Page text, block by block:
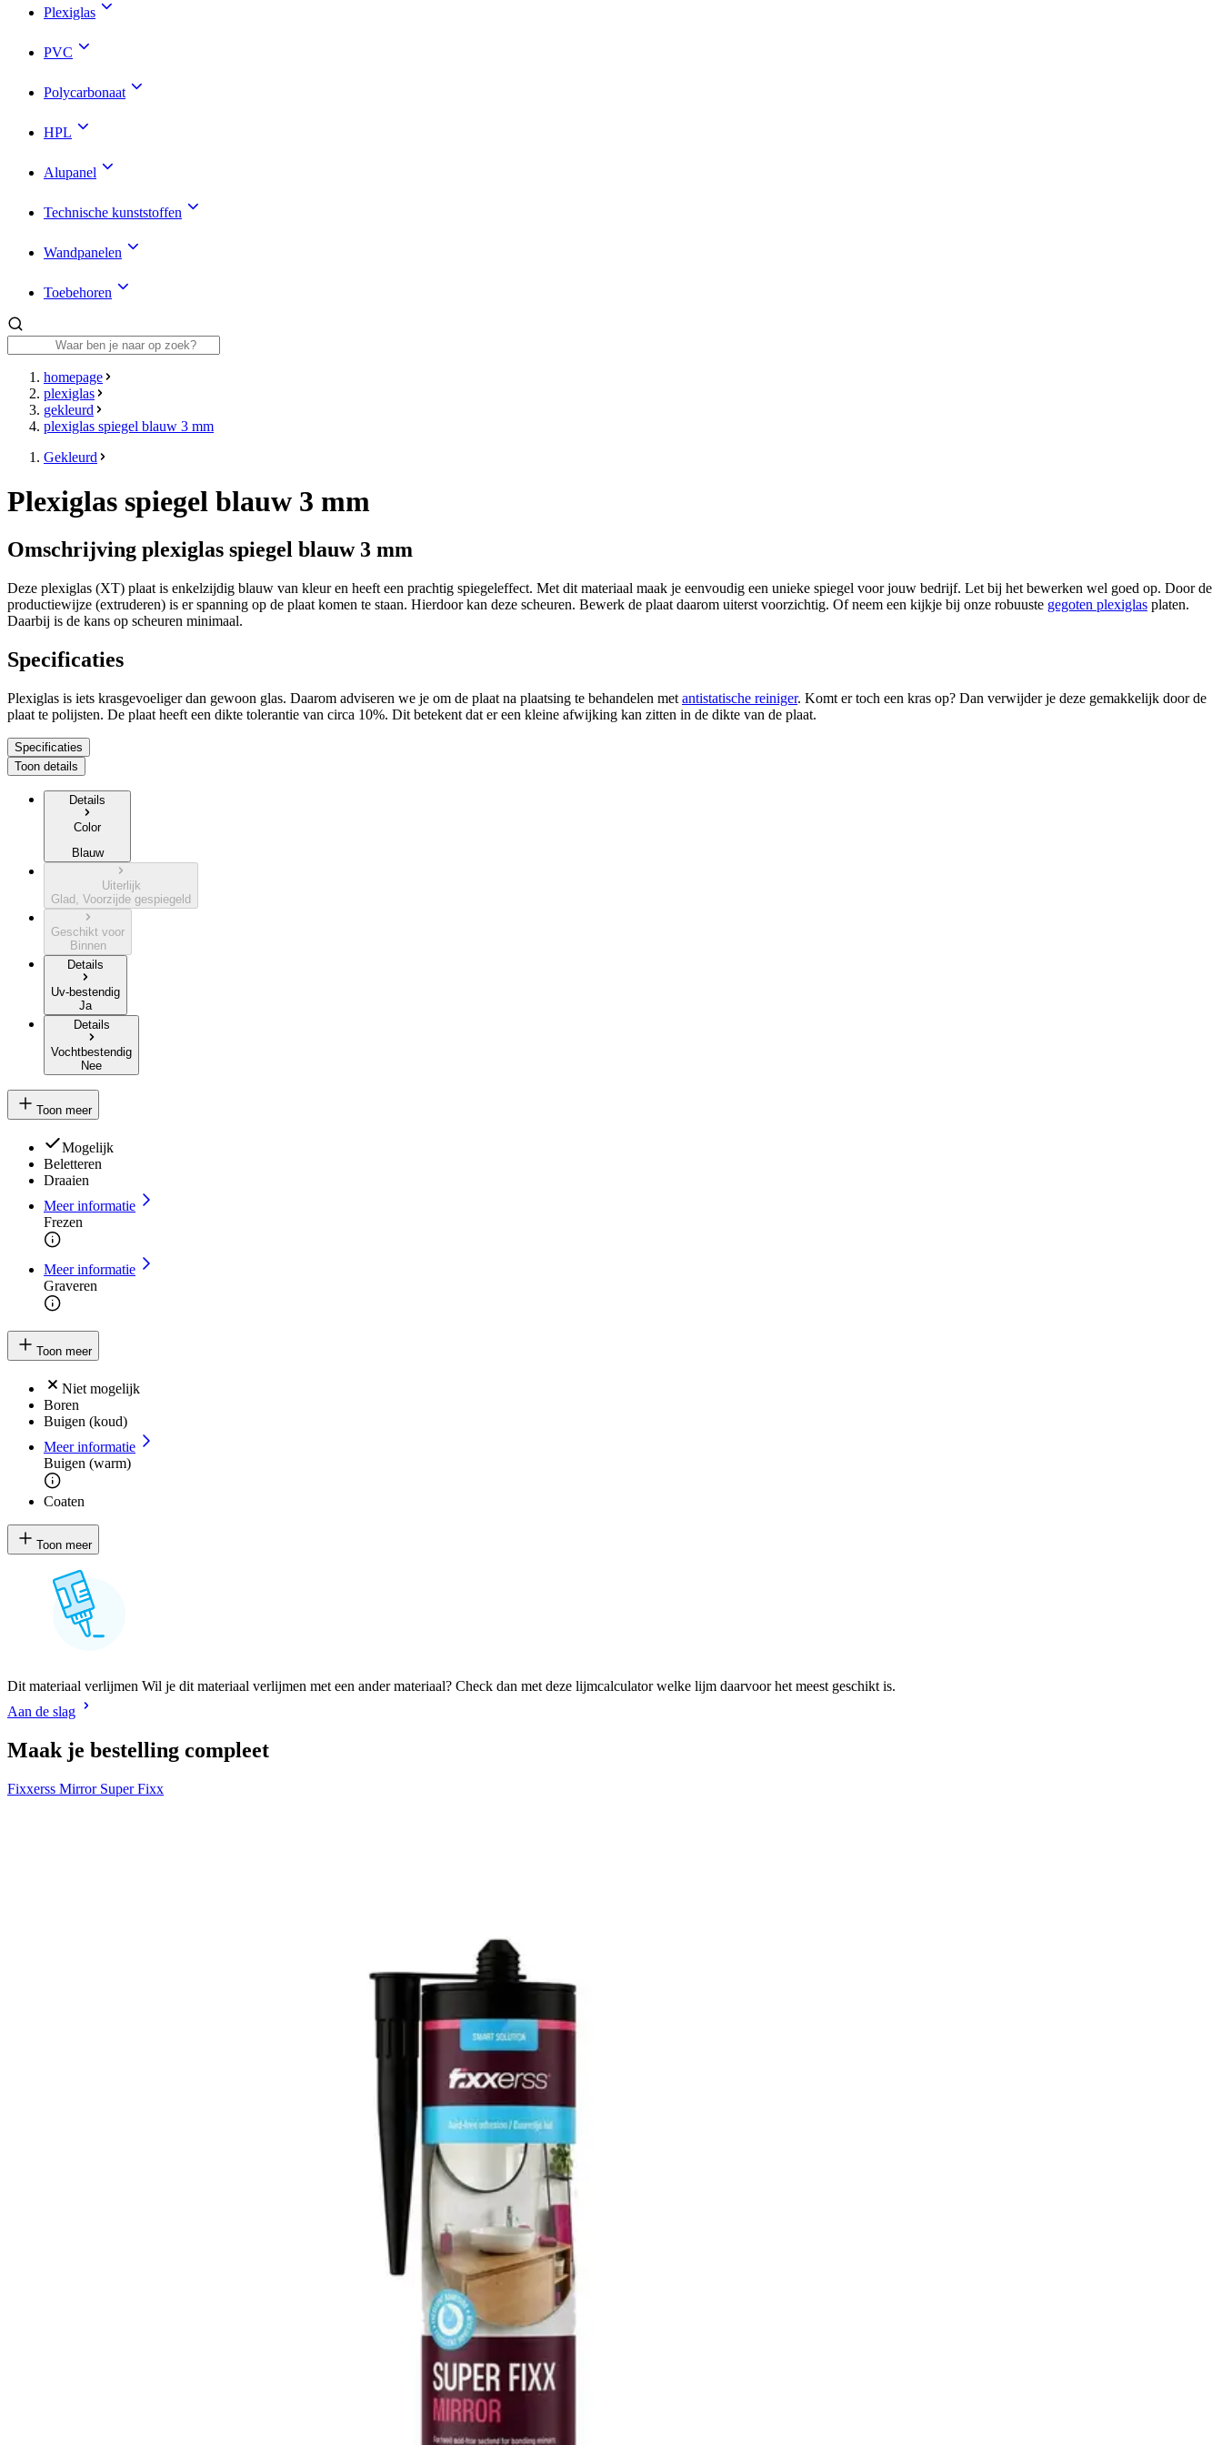
Plexiglas
PVC
Polycarbonaat
HPL
Alupanel
Technische kunststoffen
Wandpanelen
Toebehoren
homepage
plexiglas
gekleurd
plexiglas spiegel blauw 3 mm
Gekleurd
Plexiglas spiegel blauw 3 mm
Omschrijving plexiglas spiegel blauw 3 mm
Deze plexiglas (XT) plaat is enkelzijdig blauw van kleur en heeft een prachtig spiegeleffect. Met dit materiaal maak je eenvoudig een unieke spiegel voor jouw bedrijf. Let bij het bewerken wel goed op. Door de
productiewijze (extruderen) is er spanning op de plaat komen te staan. Hierdoor kan deze scheuren. Bewerk de plaat daarom uiterst voorzichtig. Of neem een kijkje bij onze robuuste gegoten plexiglas platen.
Daarbij is de kans op scheuren minimaal.
Specificaties
Plexiglas is iets krasgevoeliger dan gewoon glas. Daarom adviseren we je om de plaat na plaatsing te behandelen met antistatische reiniger. Komt er toch een kras op? Dan verwijder je deze gemakkelijk door de
plaat te polijsten. De plaat heeft een dikte tolerantie van circa 10%. Dit betekent dat er een kleine afwijking kan zitten in de dikte van de plaat.
Specificaties
Toon details
Details
Color
Blauw
Uiterlijk
Glad, Voorzijde gespiegeld
Geschikt voor
Binnen
Details
Uv-bestendig
Ja
Details
Vochtbestendig
Nee
Toon meer
Mogelijk
Beletteren
Draaien
Meer informatie
Frezen
Meer informatie
Graveren
Toon meer
Niet mogelijk
Boren
Buigen (koud)
Meer informatie
Buigen (warm)
Coaten
Toon meer
Dit materiaal verlijmen Wil je dit materiaal verlijmen met een ander materiaal? Check dan met deze lijmcalculator welke lijm daarvoor het meest geschikt is.
Aan de slag
Maak je bestelling compleet
Fixxerss Mirror Super Fixx